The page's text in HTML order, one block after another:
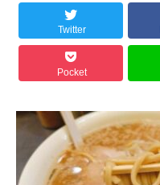
Twitter
Pocket